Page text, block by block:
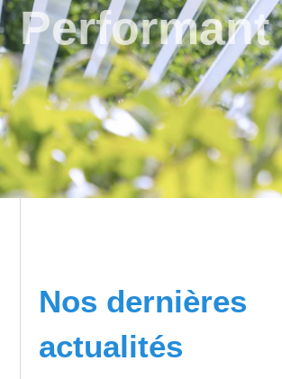
Performant
Nos dernières
actualités